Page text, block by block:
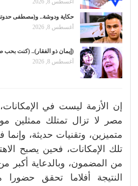
أغسطس 8, 2026
حكاية ودوشة.. و(مصطفى
أغسطس 8, 2026
(إيمان ذو الفقار).. (كنت بحب
أغسطس 8, 2026
إن الأزمة ليست في
مصر لا تزال تمتلك ممثلين
متميزين، وتقنيات حديثة،
تلك الإمكانات، فحين يصبح
من المضمون، وبالدعاية أكبر
النتيجة أفلاما تحقق